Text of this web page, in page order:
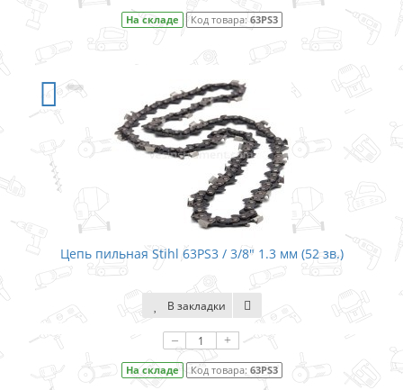
На складе Код товара: 63PS3
Цепь пильная Stihl 63PS3 / 3/8″ 1.3 мм (52 зв.)
В закладки
– +
На складе Код товара: 63PS3